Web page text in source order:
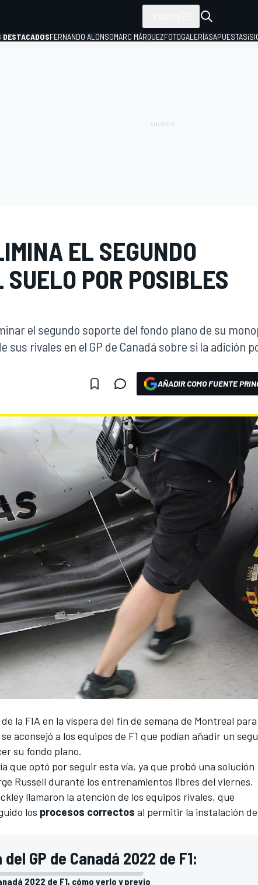
E
DESTACADOSFERNANDO ALONSOMARC MÁRQUEZFOTOGALERÍASAPUESTAS
EL SEGUNDO
SUELO POR POSIBLES
el segundo soporte del fondo plano de su
sus rivales en el GP de Canadá sobre si la adición
AÑADIR COMO FUENTE
la FIA en la víspera del fin de semana de Montreal para
se aconsejó a los equipos de F1 que podían añadir un
su fondo plano.
que optó por seguir esta vía, ya que probó una solución
Russell durante los entrenamientos libres del viernes.
llamaron la atención de los equipos rivales, que
los procesos correctos al permitir la instalación
GP de Canadá 2022 de F1:
2022 de F1, cómo verlo y previo